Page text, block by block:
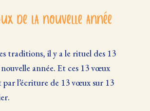
de la nouvelle année
traditions, il y a le rituel des 13
année. Et ces 13 vœux
l’écriture de 13 vœux sur 13